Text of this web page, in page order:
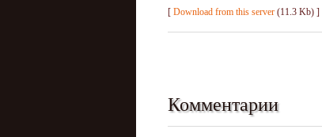
[ Download from this server (11.3 Kb) ]
Комментарии